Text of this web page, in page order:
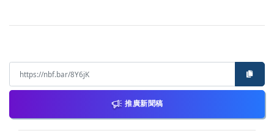
推廣新聞稿